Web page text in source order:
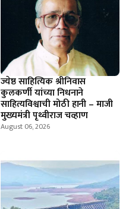
ज्येष्ठ साहित्यिक श्रीनिवास
कुलकर्णी यांच्या निधनाने
साहित्यविश्वाची मोठी हानी – माजी
मुख्यमंत्री पृथ्वीराज चव्हाण
August 06, 2026